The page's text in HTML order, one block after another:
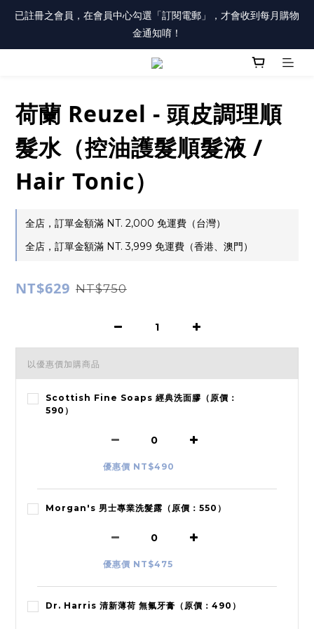
註冊會員「送100元購物金」，同時勾選「接收優惠通知」，還有
每月購物金唷！
已註冊之會員，在會員中心勾選「訂閱電郵」，才會收到每月購物
金通知唷！
註冊會員「送100元購物金」，同時勾選「接收優惠通知」，還有
荷蘭 Reuzel - 頭皮調理順
髮水（控油護髮順髮液 /
Hair Tonic）
全店，訂單金額滿 NT. 2,000 免運費（台灣）
全店，訂單金額滿 NT. 3,999 免運費（香港、澳門）
NT$629 NT$750
以優惠價加購商品
Scottish Fine Soaps 經典洗面膠（原價：
590）
優惠價 NT$490
Morgan's 男士專業洗髮露（原價：550）
優惠價 NT$475
Dr. Harris 清新薄荷 無氟牙膏（原價：490）